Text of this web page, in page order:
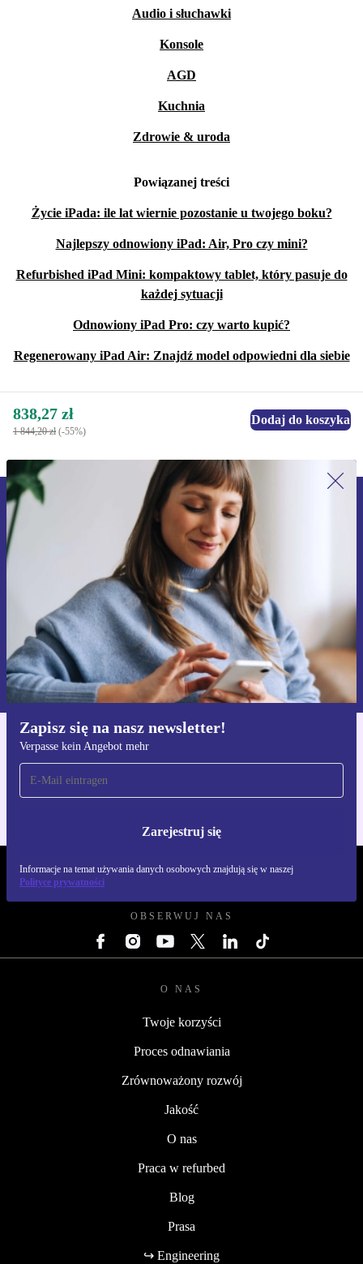
Audio i słuchawki
Konsole
AGD
Kuchnia
Zdrowie & uroda
Powiązanej treści
Życie iPada: ile lat wiernie pozostanie u twojego boku?
Najlepszy odnowiony iPad: Air, Pro czy mini?
Refurbished iPad Mini: kompaktowy tablet, który pasuje do
każdej sytuacji
Odnowiony iPad Pro: czy warto kupić?
Regenerowany iPad Air: Znajdź model odpowiedni dla siebie
838,27 zł
1 844,20 zł (-55%)
Dodaj do koszyka
Zapisz się na nasz newsletter!
Verpasse kein Angebot mehr
Zarejestruj się
Informacje na temat używania danych osobowych znajdują się w naszej
Polityce prywatności
Zapisz się na nasz newsletter!
Nie przegap żadnej oferty.
Zarejestruj się
Informacje na temat używania danych osobowych znajdują się w
naszejPolityce prywatności
Pobierz aplikację refurbed
Dla iOS i Android
REFURBED POLSKA - RETHINK NEW.
OBSERWUJ NAS
O NAS
Twoje korzyści
Proces odnawiania
Zrównoważony rozwój
Jakość
O nas
Praca w refurbed
Blog
Prasa
↪ Engineering